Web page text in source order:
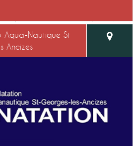
Aqua-Nautique St
Ancizes